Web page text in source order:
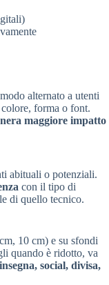
alternato a utenti
forma o font.
maggiore impatto
abituali o potenziali.
con il tipo di
di quello tecnico.
10 cm) e su sfondi
quando è ridotto, va
social, divisa,